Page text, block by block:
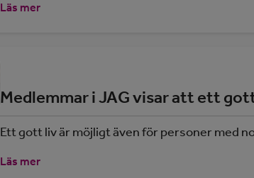
Läs mer
Medlemmar i JAG visar att ett
Ett gott liv är möjligt även för personer med
Läs mer